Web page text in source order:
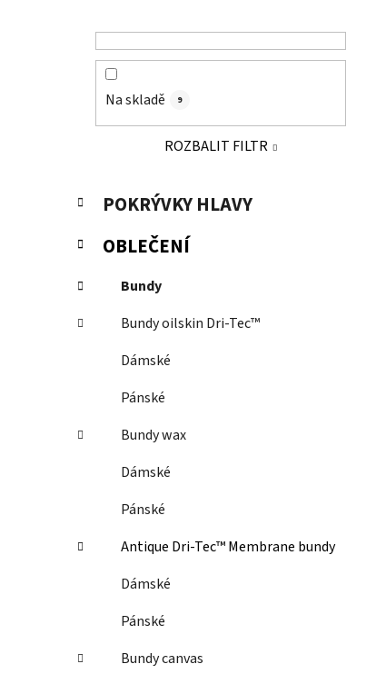
l
Na skladě 9
ROZBALIT FILTR
Přeskočit
kategorie
K
a
t
e
o
r
i
POKRÝVKY HLAVY
OBLEČENÍ
Bundy
Bundy oilskin Dri-Tec™
Dámské
Pánské
Bundy wax
Dámské
Pánské
Antique Dri-Tec™ Membrane bundy
Dámské
Pánské
Bundy canvas